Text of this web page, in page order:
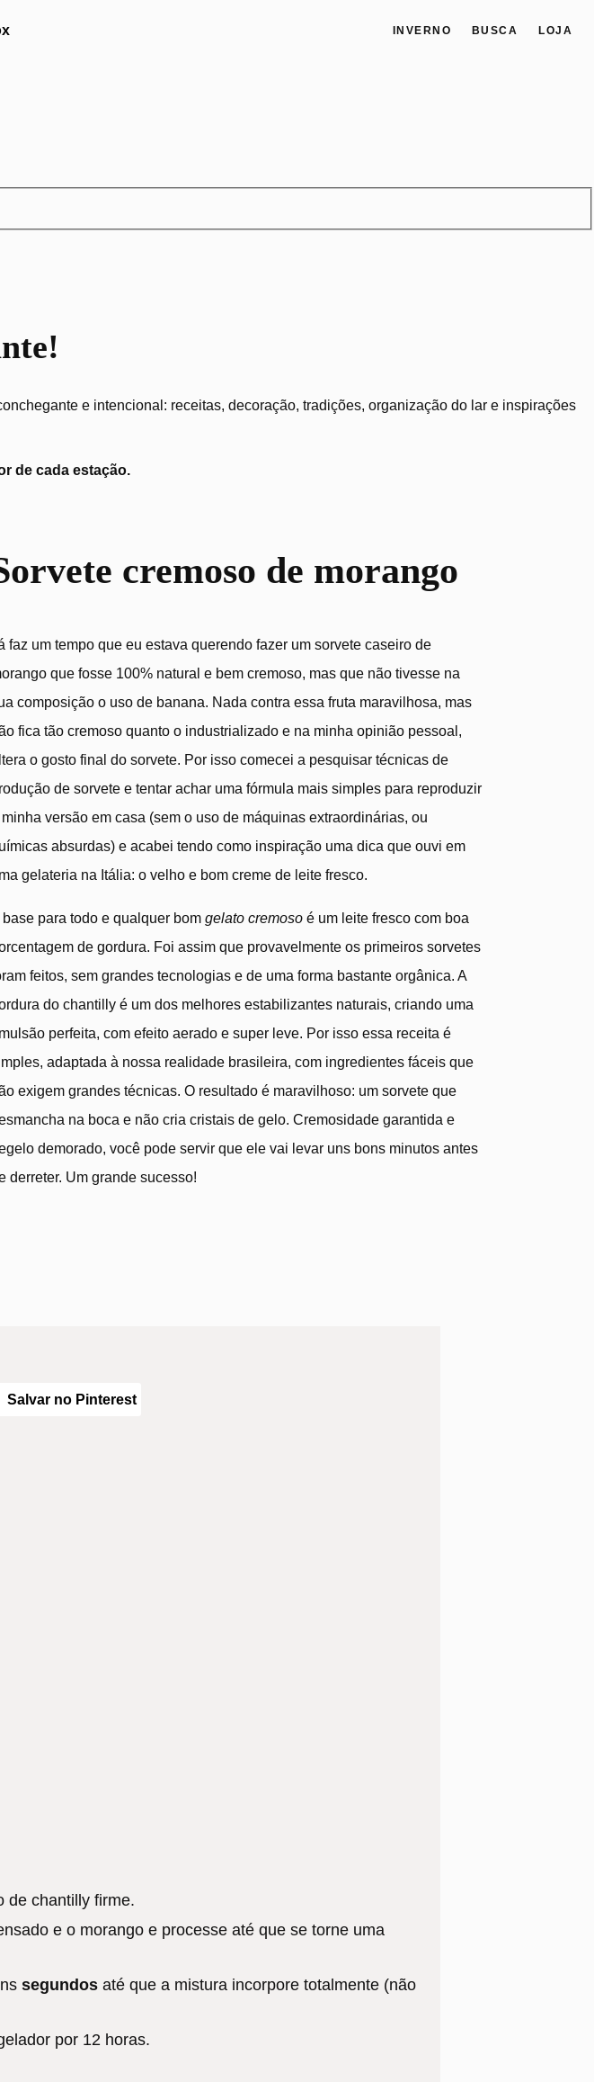
INVERNO BUSCA LOJA
e intencional: receitas, decoração, tradições, organização do lar e inspirações
de cada estação.
cremoso de morango
faz um tempo que eu estava querendo fazer um sorvete caseiro de
que fosse 100% natural e bem cremoso, mas que não tivesse na
composição o uso de banana. Nada contra essa fruta maravilhosa, mas
fica tão cremoso quanto o industrializado e na minha opinião pessoal,
o gosto final do sorvete. Por isso comecei a pesquisar técnicas de
de sorvete e tentar achar uma fórmula mais simples para reproduzir
versão em casa (sem o uso de máquinas extraordinárias, ou
absurdas) e acabei tendo como inspiração uma dica que ouvi em
gelateria na Itália: o velho e bom creme de leite fresco.
base para todo e qualquer bom gelato cremoso é um leite fresco com boa
de gordura. Foi assim que provavelmente os primeiros sorvetes
feitos, sem grandes tecnologias e de uma forma bastante orgânica. A
do chantilly é um dos melhores estabilizantes naturais, criando uma
perfeita, com efeito aerado e super leve. Por isso essa receita é
adaptada à nossa realidade brasileira, com ingredientes fáceis que
exigem grandes técnicas. O resultado é maravilhoso: um sorvete que
na boca e não cria cristais de gelo. Cremosidade garantida e
demorado, você pode servir que ele vai levar uns bons minutos antes
derreter. Um grande sucesso!
Salvar no Pinterest
de chantilly firme.
e o morango e processe até que se torne uma
segundosaté que a mistura incorpore totalmente (não
por 12 horas.